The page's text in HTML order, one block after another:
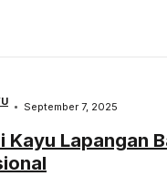
September 7, 2025
Kayu Lapangan